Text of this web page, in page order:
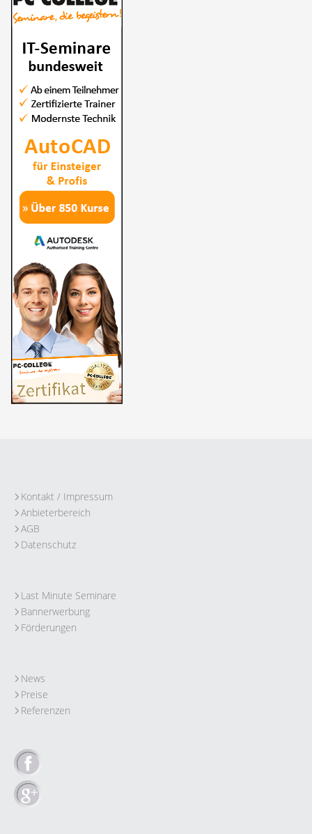
Kontakt / Impressum
Anbieterbereich
AGB
Datenschutz
Last Minute Seminare
Bannerwerbung
Förderungen
News
Preise
Referenzen